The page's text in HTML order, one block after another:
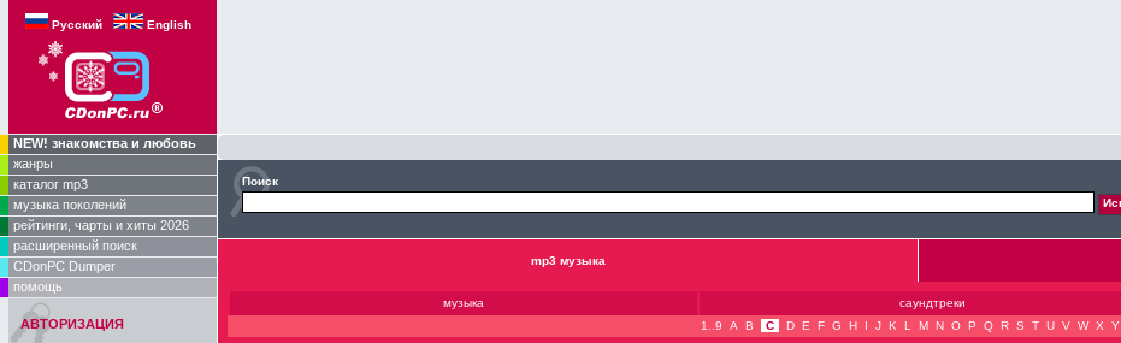
Русский English
NEW! знакомства и любовь
жанры
каталог mp3
музыка поколений
рейтинги, чарты и хиты 2026
расширенный поиск
CDonPC Dumper
помощь
АВТОРИЗАЦИЯ
Поиск
mp3 музыка
музыка саундтреки
1..9
A B C D E F G H I J K L M N O P Q R S T U V W X Y